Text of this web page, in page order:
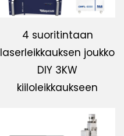
4 suoritintaan
laserleikkauksen joukko
DIY 3KW
kiiloleikkaukseen